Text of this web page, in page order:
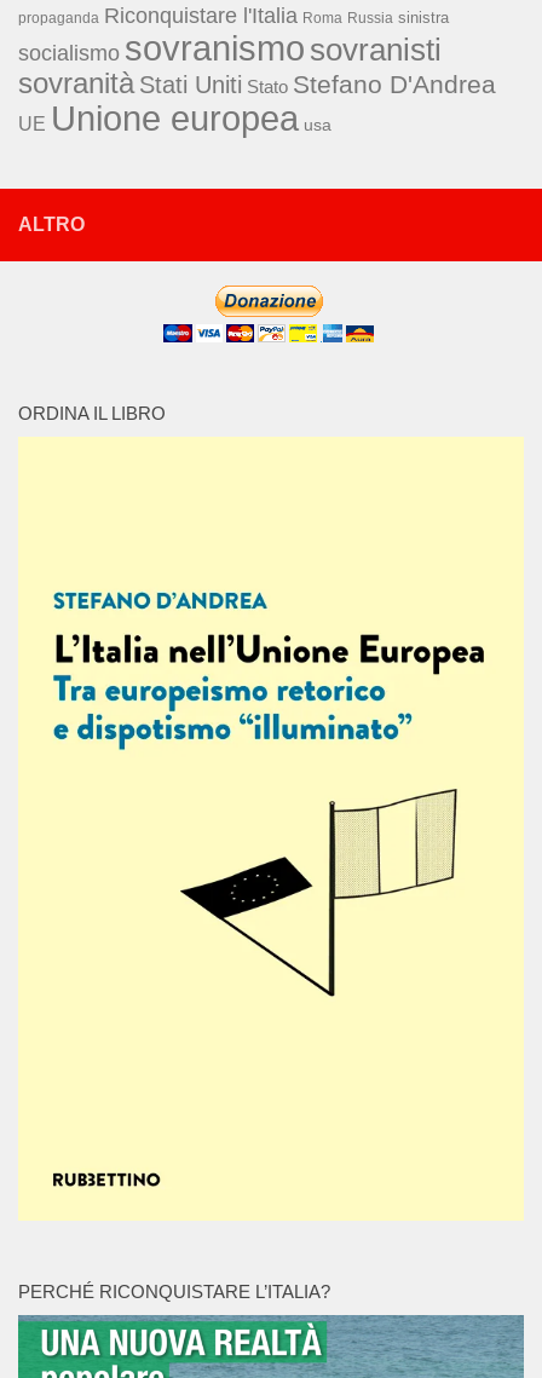
propaganda Riconquistare l'Italia Roma Russia sinistra
socialismo sovranismo sovranisti
sovranità Stati Uniti Stato Stefano D'Andrea
UE Unione europea usa
ALTRO
ORDINA IL LIBRO
PERCHÉ RICONQUISTARE L’ITALIA?